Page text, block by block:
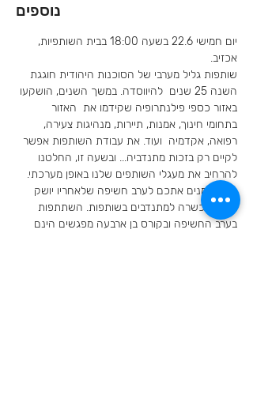
נוספים
יום חמישי 22.6 בשעה 18:00 בבית השותפיות,
אכזיב.
שותפות גליל מערבי של הסוכנות היהודית חוגגת
השנה 25 שנים  להיווסדה. במשך השנים, הושקעו
באזור כספי פילנתרופיה שקידמו את  האזור
בתחומי חינוך, אמנות, תיירות, מנהיגות צעירה,
רפואה, אקדמיה  ועוד. את עבודת השותפות אפשר
לקיים רק בזכות מתנדביה... ובשעה זו, החלטנו
להרחיב את מעגלי השותפים שלנו באופן מערכתי.
אנו מזמנים אתכם לערב חשיפה שלאחריו יושק
קורס הכשרה למתנדבים בשותפות. השתתפות
בערב החשיפה ובקורס בן ארבעה מפגשים הינם